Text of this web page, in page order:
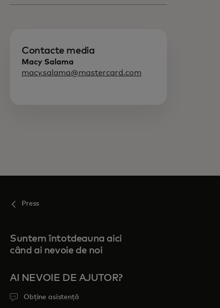
Contacte media
Macy Salama
macy.salama@mastercard.com
Press
Suntem întotdeauna aici
când ai nevoie de noi
AI NEVOIE DE AJUTOR?
Obține asistență